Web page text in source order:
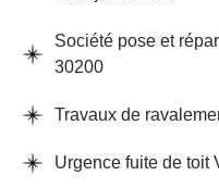
Société pose et
30200
Travaux de
Urgence fuite de toit